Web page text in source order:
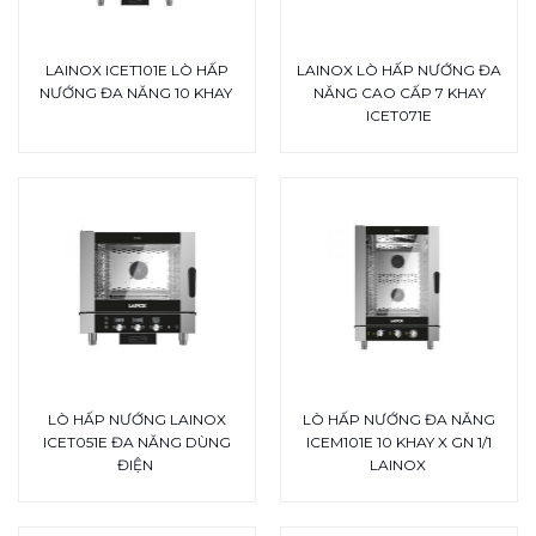
LAINOX ICET101E LÒ HẤP
NƯỚNG ĐA NĂNG 10 KHAY
LAINOX LÒ HẤP NƯỚNG ĐA
NĂNG CAO CẤP 7 KHAY
ICET071E
LÒ HẤP NƯỚNG LAINOX
ICET051E ĐA NĂNG DÙNG
ĐIỆN
LÒ HẤP NƯỚNG ĐA NĂNG
ICEM101E 10 KHAY X GN 1/1
LAINOX